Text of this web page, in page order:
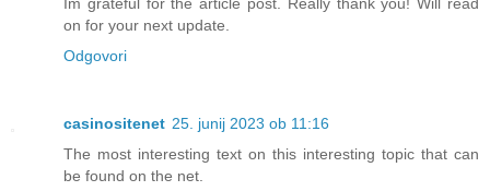
on for your next update.
Odgovori
casinositenet 25. junij 2023 ob 11:16
The most interesting text on this interesting topic that can
be found on the net.